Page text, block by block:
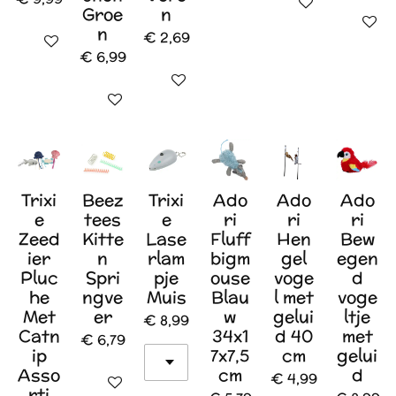
In winkelwagen
Groe
n
€ 6,99
In winkelwagen
n
€ 2,69
In winkelwagen
In
Trixi
e
Zeed
ier
Pluc
he
Met
Catn
ip
Asso
Beez
tees
Kitte
n
Spri
ngve
er
€ 6,79
In winkelwagen
Trixi
e
Lase
rlam
pje
Muis
€ 8,99
Ado
ri
Fluff
bigm
ouse
Blau
w
34x1
7x7,5
cm
Ado
ri
Hen
gel
voge
l met
gelui
d 40
cm
€ 4,99
Ado
ri
Bew
egen
d
voge
ltje
met
gelui
d